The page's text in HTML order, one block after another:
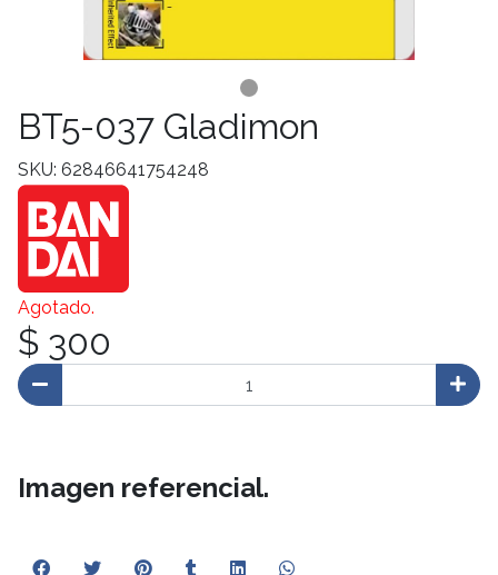
BT5-037 Gladimon
SKU: 62846641754248
Agotado.
$ 300
Imagen referencial.